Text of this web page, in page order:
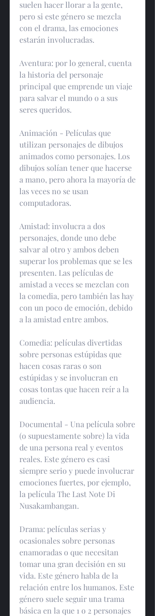
suelen hacer llorar a la gente,
pero si este género se mezcla
con el drama, las emociones
estarán involucradas.
Aventura: por lo general, cuenta
la historia del personaje
principal que emprende un viaje
para salvar el mundo o a sus
seres queridos.
Animación - Películas que
utilizan personajes de dibujos
animados como personajes. Los
dibujos solían tener que hacerse
a mano, pero ahora la mayoría de
las veces no se usan
computadoras.
Amistad: involucra a dos
personajes, donde uno debe
salvar al otro y ambos deben
superar los problemas que se les
presenten. Las películas de
amistad a veces se mezclan con
la comedia, pero también las hay
con un poco de emoción, debido
a la amistad entre ambos.
Comedia: películas divertidas
sobre personas estúpidas que
hacen cosas raras o son
estúpidas y se involucran en
cosas tontas que hacen reír a la
audiencia.
Documental - Una película sobre
(o supuestamente sobre) la vida
de una persona real y eventos
reales. Este género es casi
siempre serio y puede involucrar
emociones fuertes, por ejemplo,
la película The Last Note Di
Nusakambangan.
Drama: películas serias y
ocasionales sobre personas
enamoradas o que necesitan
tomar una gran decisión en su
vida. Este género habla de la
relación entre los humanos. Este
género suele seguir una trama
básica en la que 1 o 2 personajes